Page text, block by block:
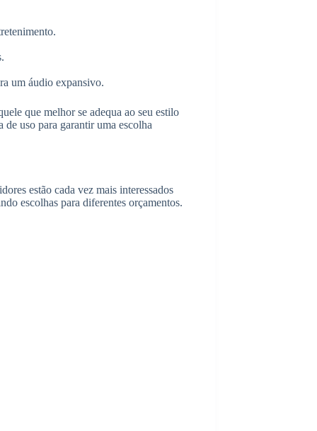
um áudio expansivo.
que melhor se adequa ao seu estilo
de uso para garantir uma escolha
estão cada vez mais interessados
escolhas para diferentes orçamentos.